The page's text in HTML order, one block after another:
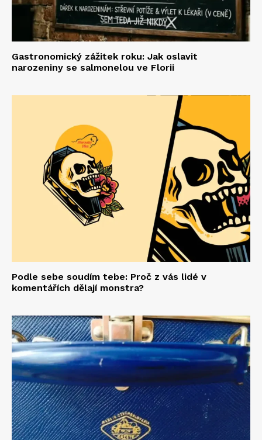
Gastronomický zážitek roku: Jak oslavit
narozeniny se salmonelou ve Florii
Podle sebe soudím tebe: Proč z vás lidé v
komentářích dělají monstra?